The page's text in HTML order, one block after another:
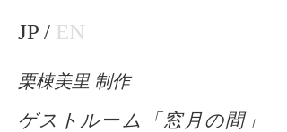
JP / EN
栗棟美里 制作
ゲストルーム「窓月の間」